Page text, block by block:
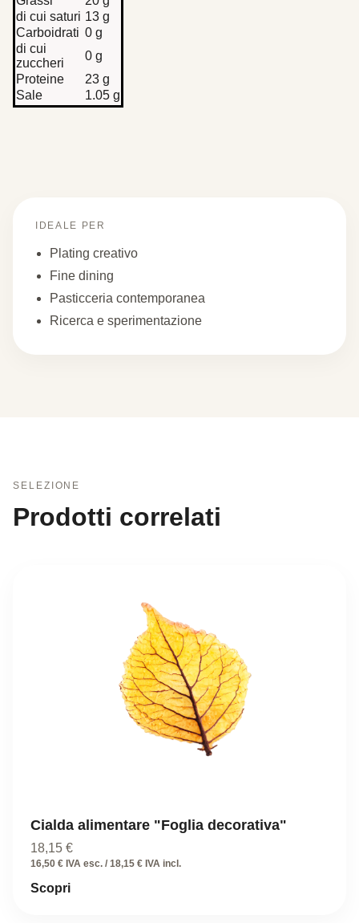
di cui saturi 13 g
Carboidrati 0 g
di cui
zuccheri
0 g
Proteine
23 g
Sale
1.05 g
IDEALE PER
Plating creativo
Fine dining
Pasticceria contemporanea
Ricerca e sperimentazione
SELEZIONE
Prodotti correlati
Cialda alimentare "Foglia decorativa"
18,15 €
16,50 € IVA esc. / 18,15 € IVA incl.
Scopri